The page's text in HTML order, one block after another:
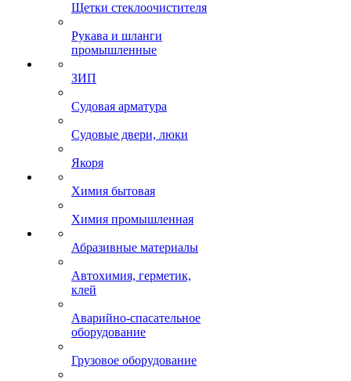
Щетки стеклоочистителя
Рукава и шланги
промышленные
ЗИП
Судовая арматура
Судовые двери, люки
Якоря
Химия бытовая
Химия промышленная
Абразивные материалы
Автохимия, герметик,
клей
Аварийно-спасательное
оборудование
Грузовое оборудование